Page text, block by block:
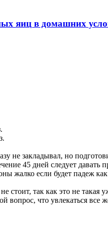
яиц в домашних
не закладывал, но
45 дней следует давать
жалко если будет падеж
стоит, так как это не
вопрос, что увлекаться все